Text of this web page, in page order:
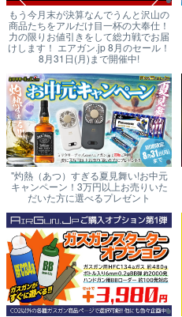
もう今月末が決算なんでうんと沢山の
商品たちをアルだけ目一杯の大奉仕！
力の限りお値引きをして総力戦でお届
けします！ エアガン.jp 8月のセール！
8月31日(月)まで開催中!
"灼熱（あつ）すぎる夏見舞い!お中元
キャンペーン！3万円以上お売りいた
だいた方に選べるプレゼント